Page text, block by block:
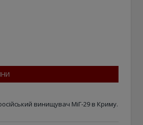
винищувач МіГ-29 в Криму.